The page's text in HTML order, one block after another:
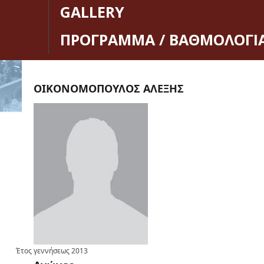
GALLERY
ΠΡΟΓΡΑΜΜΑ /
ΟΙΚΟΝΟΜΟΠΟΥΛΟΣ ΑΛΕΞΗΣ
Έτος γεννήσεως2013